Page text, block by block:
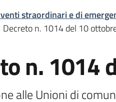
straordinari e di
Decreto n. 1014 del 10
n. 1014
alle Unioni di